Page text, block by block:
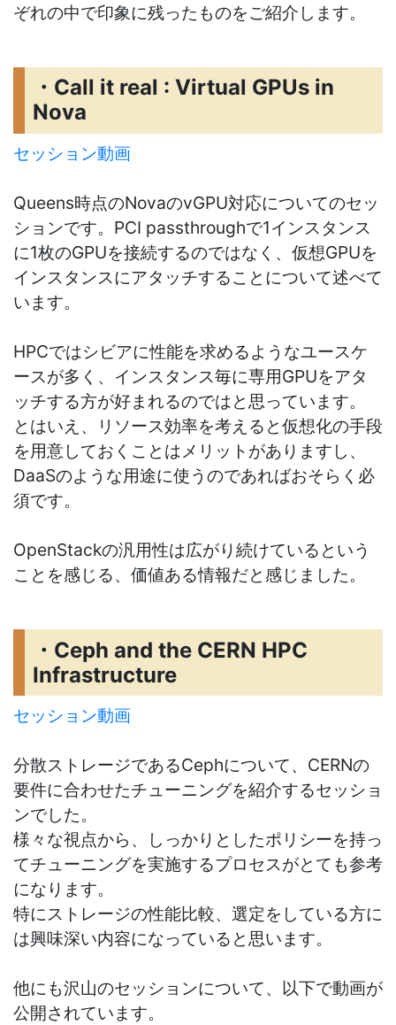
ぞれの中で印象に残ったものをご紹介します。
・Call it real : Virtual GPUs in
Nova
セッション動画
Queens時点のNovaのvGPU対応についてのセッ
ションです。PCI passthroughで1インスタンス
に1枚のGPUを接続するのではなく、仮想GPUを
インスタンスにアタッチすることについて述べて
います。
HPCではシビアに性能を求めるようなユースケ
ースが多く、インスタンス毎に専用GPUをアタ
ッチする方が好まれるのではと思っています。
とはいえ、リソース効率を考えると仮想化の手段
を用意しておくことはメリットがありますし、
DaaSのような用途に使うのであればおそらく必
須です。
OpenStackの汎用性は広がり続けているという
ことを感じる、価値ある情報だと感じました。
・Ceph and the CERN HPC
Infrastructure
セッション動画
分散ストレージであるCephについて、CERNの
要件に合わせたチューニングを紹介するセッショ
ンでした。
様々な視点から、しっかりとしたポリシーを持っ
てチューニングを実施するプロセスがとても参考
になります。
特にストレージの性能比較、選定をしている方に
は興味深い内容になっていると思います。
他にも沢山のセッションについて、以下で動画が
公開されています。